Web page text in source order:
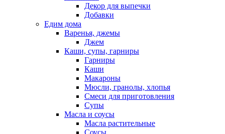
Декор для выпечки
Добавки
Едим дома
Варенья, джемы
Джем
Каши, супы, гарниры
Гарниры
Каши
Макароны
Мюсли, гранолы, хлопья
Смеси для приготовления
Супы
Масла и соусы
Масла растительные
Соусы